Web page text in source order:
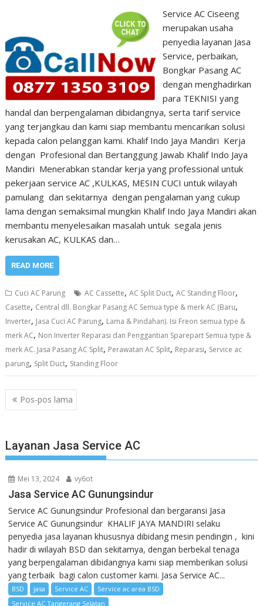
Service AC Ciseeng
merupakan usaha
penyedia layanan Jasa
Service, perbaikan,
Bongkar Pasang AC
dengan menghadirkan
para TEKNISI yang
handal dan berpengalaman dibidangnya, serta tarif service
yang terjangkau dan kami siap membantu mencarikan solusi
kepada calon pelanggan kami. Khalif Indo Jaya Mandiri Kerja
dengan Profesional dan Bertanggung Jawab Khalif Indo Jaya
Mandiri Menerabkan standar kerja yang professional untuk
pekerjaan service AC ,KULKAS, MESIN CUCI untuk wilayah
pamulang dan sekitarnya dengan pengalaman yang cukup
lama dengan semaksimal mungkin Khalif Indo Jaya Mandiri akan
membantu menyelesaikan masalah untuk segala jenis
kerusakan AC, KULKAS dan…
READ MORE
Cuci AC Parung AC Cassette,AC Split Duct,AC Standing Floor,
Casette, Central dll. Bongkar Pasang AC Semua type & merk AC (Baru,
Inverter, Jasa Cuci AC Parung, Lama & Pindahan). Isi Freon semua type &
merk AC, Non Inverter Reparasi dan Penggantian Sparepart Semua type &
merk AC. Jasa Pasang AC Split, Perawatan AC Split, Reparasi, Service ac
parung, Split Duct, Standing Floor
Navigasi
pos
Pos-pos lama
Layanan Jasa Service AC
Mei 13, 2024 vy6ot
Jasa Service AC Gunungsindur
Service AC Gunungsindur Profesional dan bergaransi Jasa
Service AC Gunungsindur KHALIF JAYA MANDIRI selaku
penyedia jasa layanan khususnya dibidang mesin pendingin , kini
hadir di wilayah BSD dan sekitarnya, dengan berbekal tenaga
yang berpengalaman dibidangnya kami siap memberikan solusi
yang terbaik bagi calon customer kami. Jasa Service AC...
BSD jasa Service AC
Service ac area BSD
Service AC Tangerang Selatan